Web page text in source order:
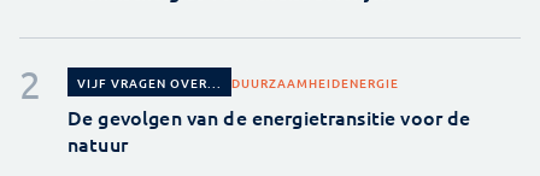
VIJF VRAGEN OVER... DUURZAAMHEIDENERGIE
De gevolgen van de energietransitie voor de
natuur